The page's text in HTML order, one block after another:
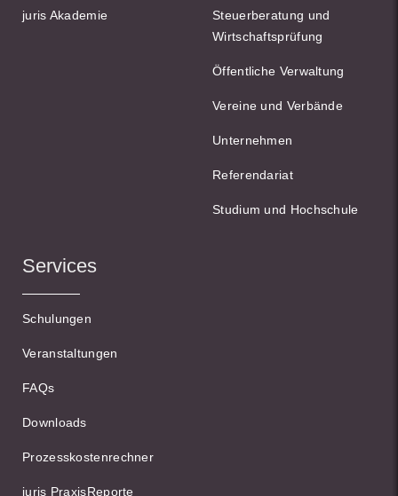
juris Akademie
Steuerberatung und
Wirtschaftsprüfung
Öffentliche Verwaltung
Vereine und Verbände
Unternehmen
Referendariat
Studium und Hochschule
Services
Schulungen
Veranstaltungen
FAQs
Downloads
Prozesskostenrechner
juris PraxisReporte